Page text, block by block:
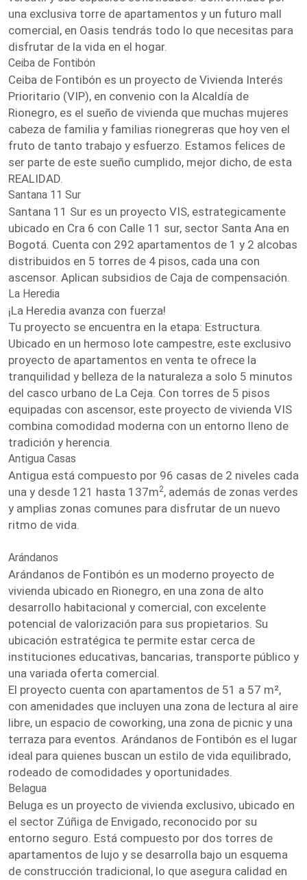
una exclusiva torre de apartamentos y un futuro mall
comercial, en Oasis tendrás todo lo que necesitas para
disfrutar de la vida en el hogar.
Ceiba de Fontibón
Ceiba de Fontibón es un proyecto de Vivienda Interés
Prioritario (VIP), en convenio con la Alcaldía de
Rionegro, es el sueño de vivienda que muchas mujeres
cabeza de familia y familias rionegreras que hoy ven el
fruto de tanto trabajo y esfuerzo. Estamos felices de
ser parte de este sueño cumplido, mejor dicho, de esta
REALIDAD.
Santana 11 Sur
Santana 11 Sur es un proyecto VIS, estrategicamente
ubicado en Cra 6 con Calle 11 sur, sector Santa Ana en
Bogotá. Cuenta con 292 apartamentos de 1 y 2 alcobas
distribuidos en 5 torres de 4 pisos, cada una con
ascensor. Aplican subsidios de Caja de compensación.
La Heredia
¡La Heredia avanza con fuerza!
Tu proyecto se encuentra en la etapa: Estructura.
Ubicado en un hermoso lote campestre, este exclusivo
proyecto de apartamentos en venta te ofrece la
tranquilidad y belleza de la naturaleza a solo 5 minutos
del casco urbano de La Ceja. Con torres de 5 pisos
equipadas con ascensor, este proyecto de vivienda VIS
combina comodidad moderna con un entorno lleno de
tradición y herencia.
Antigua Casas
Antigua está compuesto por 96 casas de 2 niveles cada
una y desde 121 hasta 137m2, además de zonas verdes
y amplias zonas comunes para disfrutar de un nuevo
ritmo de vida.
Arándanos
Arándanos de Fontibón es un moderno proyecto de
vivienda ubicado en Rionegro, en una zona de alto
desarrollo habitacional y comercial, con excelente
potencial de valorización para sus propietarios. Su
ubicación estratégica te permite estar cerca de
instituciones educativas, bancarias, transporte público y
una variada oferta comercial.
El proyecto cuenta con apartamentos de 51 a 57 m²,
con amenidades que incluyen una zona de lectura al aire
libre, un espacio de coworking, una zona de picnic y una
terraza para eventos. Arándanos de Fontibón es el lugar
ideal para quienes buscan un estilo de vida equilibrado,
rodeado de comodidades y oportunidades.
Belagua
Beluga es un proyecto de vivienda exclusivo, ubicado en
el sector Zúñiga de Envigado, reconocido por su
entorno seguro. Está compuesto por dos torres de
apartamentos de lujo y se desarrolla bajo un esquema
de construcción tradicional, lo que asegura calidad en